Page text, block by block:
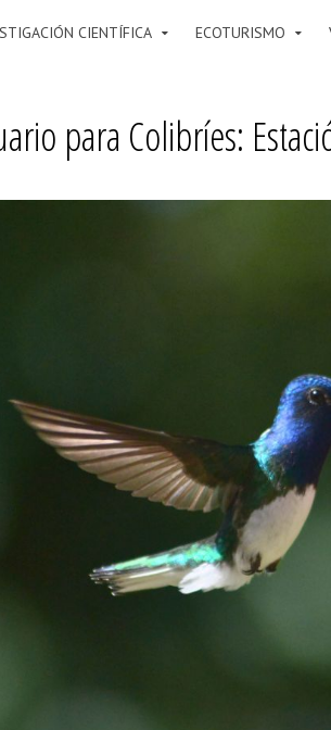
CIENTÍFICA ECOTURISMO
para Colibríes: